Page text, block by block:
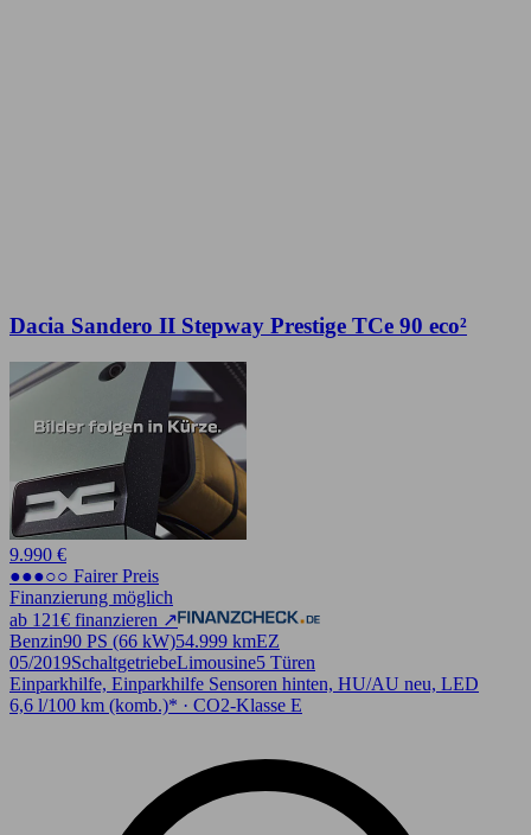
Dacia Sandero II Stepway Prestige TCe 90 eco²
9.990 €
●●●○○ Fairer Preis
Finanzierung möglich
ab 121€ finanzieren ↗
Benzin90 PS (66 kW)54.999 kmEZ
05/2019SchaltgetriebeLimousine5 Türen
Einparkhilfe, Einparkhilfe Sensoren hinten, HU/AU neu, LED
6,6 l/100 km (komb.)* · CO2-Klasse E